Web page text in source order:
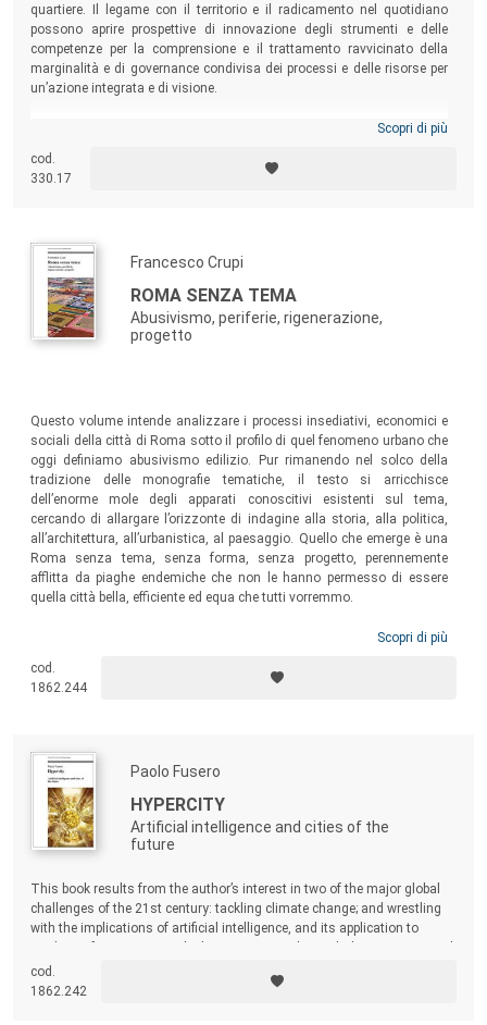
quartiere. Il legame con il territorio e il radicamento nel quotidiano
possono aprire prospettive di innovazione degli strumenti e delle
competenze per la comprensione e il trattamento ravvicinato della
marginalità e di governance condivisa dei processi e delle risorse per
un’azione integrata e di visione.
Scopri di più
cod.
330.17
Francesco Crupi
ROMA SENZA TEMA
Abusivismo, periferie, rigenerazione,
progetto
Questo volume intende analizzare i processi insediativi, economici e
sociali della città di Roma sotto il profilo di quel fenomeno urbano che
oggi definiamo abusivismo edilizio. Pur rimanendo nel solco della
tradizione delle monografie tematiche, il testo si arricchisce
dell’enorme mole degli apparati conoscitivi esistenti sul tema,
cercando di allargare l’orizzonte di indagine alla storia, alla politica,
all’architettura, all’urbanistica, al paesaggio. Quello che emerge è una
Roma senza tema, senza forma, senza progetto, perennemente
afflitta da piaghe endemiche che non le hanno permesso di essere
quella città bella, efficiente ed equa che tutti vorremmo.
Scopri di più
cod.
1862.244
Paolo Fusero
HYPERCITY
Artificial intelligence and cities of the
future
This book results from the author’s interest in two of the major global
challenges of the 21st century: tackling climate change; and wrestling
with the implications of artificial intelligence, and its application to
administrators to engagé in a collective re-examination of the future of
our cities and, ultimately, of our civilisation.
cod.
1862.242